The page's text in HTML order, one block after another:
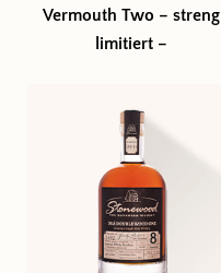
Vermouth Two – streng
limitiert –